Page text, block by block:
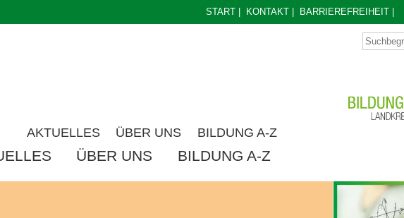
START KONTAKT BARRIEREFREIHEIT
AKTUELLES ÜBER UNS BILDUNG A-Z
ÜBER UNS BILDUNG A-Z